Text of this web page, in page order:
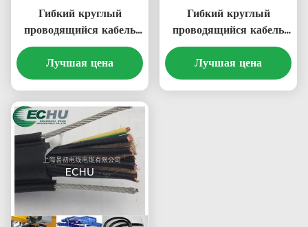
Гибкий круглый
проводящийся кабель
управления для кранов
или других приборов
RVV(2G)
цвета
Лучшая цена
Гибкий круглый
проводящийся кабель
управления для кранов
или других приборов
RVV ((1G)
Лучшая цена